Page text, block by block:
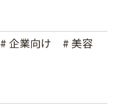
# 企業向け
# 美容